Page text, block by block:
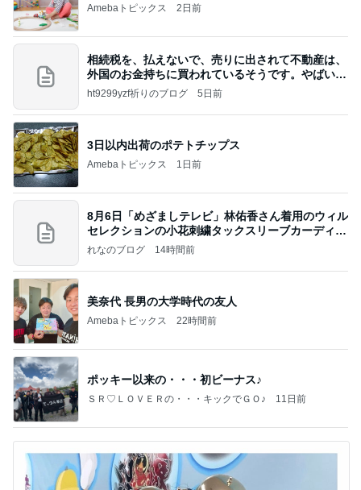
Amebaトピックス 2日前
相続税を、払えないで、売りに出されて不動産は、
外国のお金持ちに買われているそうです。やばいで
すよ
ht9299yzf祈りのブログ 5日前
3日以内出荷のポテトチップス
Amebaトピックス 1日前
8月6日「めざましテレビ」林佑香さん着用のウィル
セレクションの小花刺繍タックスリーブカーディガ
ン
れなのブログ 14時間前
美奈代 長男の大学時代の友人
Amebaトピックス 22時間前
ポッキー以来の・・・初ビーナス♪
ＳＲ♡ＬＯＶＥＲの・・・キックでＧＯ♪ 11日前